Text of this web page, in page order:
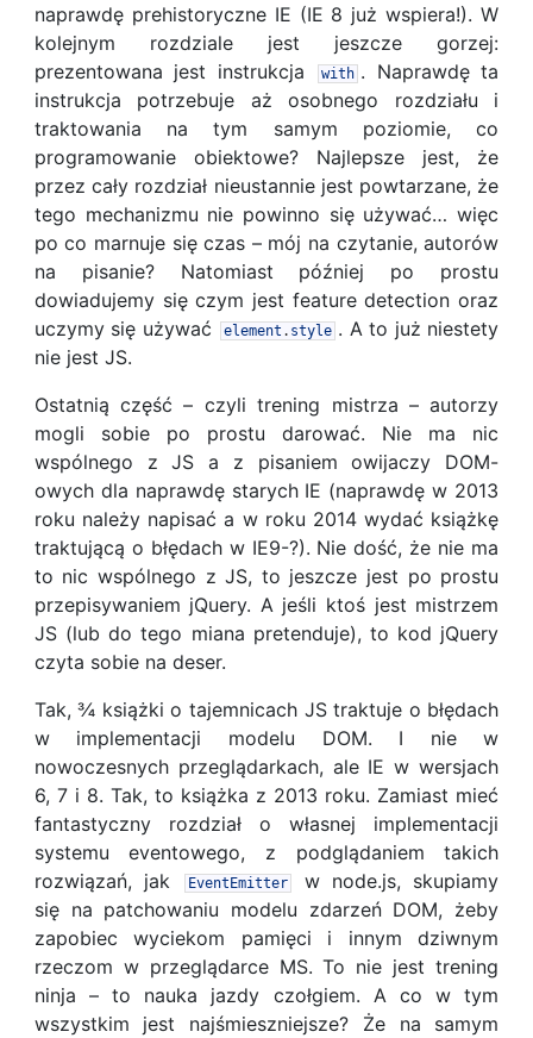
naprawdę prehistoryczne IE (IE 8 już wspiera!). W
kolejnym rozdziale jest jeszcze gorzej:
prezentowana jest instrukcja
with . Naprawdę ta
instrukcja potrzebuje aż osobnego rozdziału i
traktowania na tym samym poziomie, co
programowanie obiektowe? Najlepsze jest, że
przez cały rozdział nieustannie jest powtarzane, że
tego mechanizmu nie powinno się używać… więc
po co marnuje się czas – mój na czytanie, autorów
na pisanie? Natomiast później po prostu
dowiadujemy się czym jest feature detection oraz
uczymy się używać
element . style . A to już niestety
nie jest JS.
Ostatnią część – czyli trening mistrza – autorzy
mogli sobie po prostu darować. Nie ma nic
wspólnego z JS a z pisaniem owijaczy DOM-
owych dla naprawdę starych IE (naprawdę w 2013
roku należy napisać a w roku 2014 wydać książkę
traktującą o błędach w IE9-?). Nie dość, że nie ma
to nic wspólnego z JS, to jeszcze jest po prostu
przepisywaniem jQuery. A jeśli ktoś jest mistrzem
JS (lub do tego miana pretenduje), to kod jQuery
czyta sobie na deser.
Tak, ¾ książki o tajemnicach JS traktuje o błędach
w implementacji modelu DOM. I nie w
nowoczesnych przeglądarkach, ale IE w wersjach
6, 7 i 8. Tak, to książka z 2013 roku. Zamiast mieć
fantastyczny rozdział o własnej implementacji
systemu eventowego, z podglądaniem takich
rozwiązań, jak
EventEmitter
w node.js, skupiamy
się na patchowaniu modelu zdarzeń DOM, żeby
zapobiec wyciekom pamięci i innym dziwnym
rzeczom w przeglądarce MS. To nie jest trening
ninja – to nauka jazdy czołgiem. A co w tym
wszystkim jest najśmieszniejsze? Że na samym